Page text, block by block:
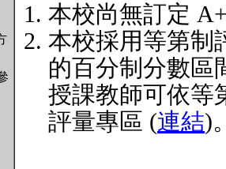
本校尚無訂定
本校採用等第制
的百分制分數區
授課教師可依等
評量專區 (連結)